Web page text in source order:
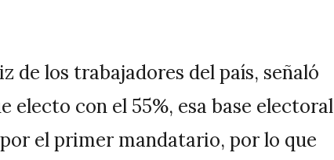
de los trabajadores del país, señaló
electo con el 55%, esa base electoral
el primer mandatario, por lo que